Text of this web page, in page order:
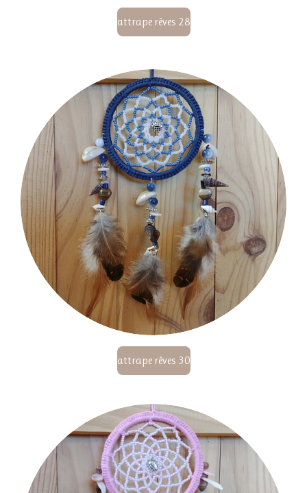
attrape rêves 28
attrape rêves 30